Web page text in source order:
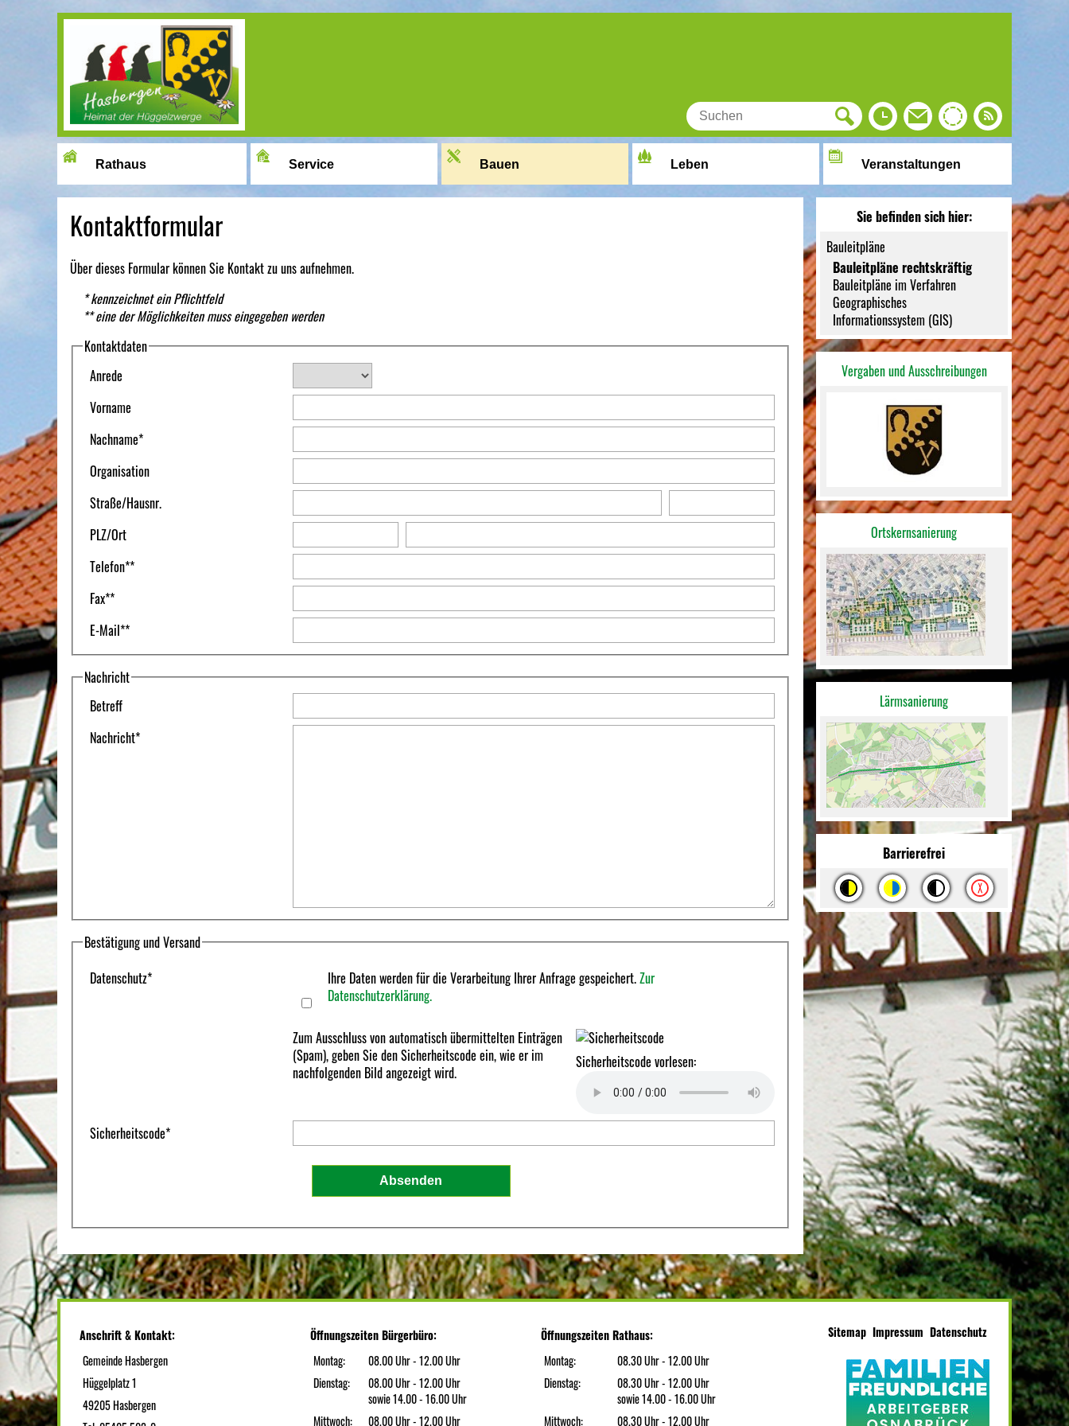
Rathaus Service Bauen Leben Veranstaltungen
Kontaktformular
Über dieses Formular können Sie Kontakt zu uns aufnehmen.
* kennzeichnet ein Pflichtfeld
** eine der Möglichkeiten muss eingegeben werden
Kontaktdaten
Anrede
Vorname
Nachname*
Organisation
Straße/Hausnr.
PLZ/Ort
Telefon**
Fax**
E-Mail**
Nachricht
Betreff
Nachricht*
Bestätigung und Versand
Datenschutz* Ihre Daten werden für die Verarbeitung Ihrer Anfrage gespeichert.Zur
Datenschutzerklärung.
Zum Ausschluss von automatisch übermittelten Einträgen
(Spam), geben Sie den Sicherheitscode ein, wie er im
nachfolgenden Bild angezeigt wird.
Sicherheitscode vorlesen:
Sicherheitscode*
Sie befinden sich hier:
Bauleitpläne
Bauleitpläne rechtskräftig
Bauleitpläne im Verfahren
Geographisches
Informationssystem (GIS)
Vergaben und Ausschreibungen
Ortskernsanierung
Lärmsanierung
Barrierefrei
Anschrift & Kontakt:
Gemeinde Hasbergen
Hüggelplatz 1
49205 Hasbergen
Öffnungszeiten Bürgerbüro:
Montag:
08.00 Uhr - 12.00 Uhr
Dienstag:
08.00 Uhr - 12.00 Uhr
sowie 14.00 - 16.00 Uhr
Mittwoch:
08.00 Uhr - 12.00 Uhr
Öffnungszeiten Rathaus:
Montag:
08.30 Uhr - 12.00 Uhr
Dienstag:
08.30 Uhr - 12.00 Uhr
sowie 14.00 - 16.00 Uhr
Mittwoch:
08.30 Uhr - 12.00 Uhr
Sitemap Impressum Datenschutz